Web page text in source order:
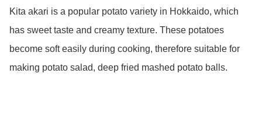
Kita akari is a popular potato variety in Hokkaido, which
has sweet taste and creamy texture. These potatoes
become soft easily during cooking, therefore suitable for
making potato salad, deep fried mashed potato balls.